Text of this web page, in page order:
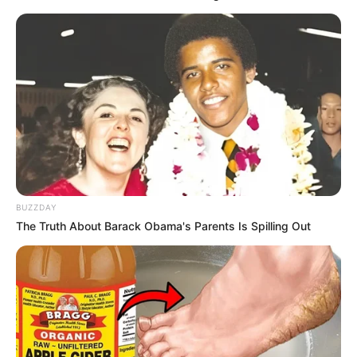
adicionais de caráter individual e das vantagens pessoais
permanentes.
-ad8
§2º O disposto neste artigo se aplica aosagentes comunitários
ocupem cargo efetivo até a efetivação do disposto noart. 12 desta
Emenda Constitucional.
Art. 9º. Fica assegurado, aos agentes comunitários de saúde e aos
agentes de combate às endemias aposentados até a data de
promulgação desta Emenda Constitucional, na forma da lei, o
direito:
BUZZDAY
The Truth About Barack Obama's Parents Is Spilling Out